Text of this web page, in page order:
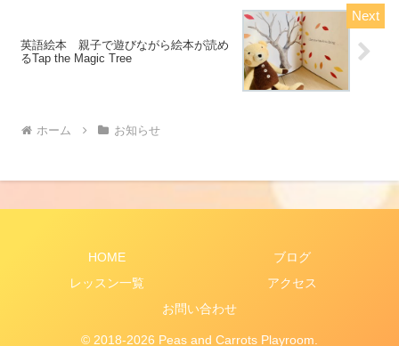
英語絵本 親子で遊びながら絵本が読め
るTap the Magic Tree
ホーム お知らせ
HOME
ブログ
レッスン一覧
アクセス
お問い合わせ
© 2018-2026 Peas and Carrots Playroom.